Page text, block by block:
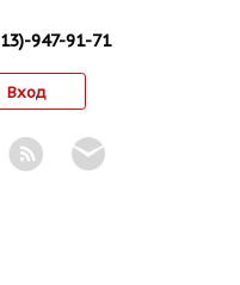
947-91-71
Вход